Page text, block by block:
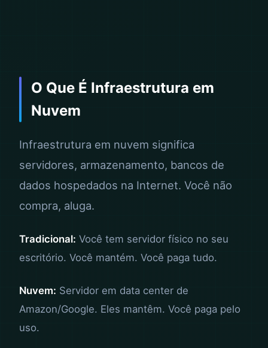
O Que É Infraestrutura em
Nuvem
Infraestrutura em nuvem significa
servidores, armazenamento, bancos de
dados hospedados na Internet. Você não
compra, aluga.
Tradicional: Você tem servidor físico no seu
escritório. Você mantém. Você paga tudo.
Nuvem: Servidor em data center de
Amazon/Google. Eles mantêm. Você paga pelo
uso.